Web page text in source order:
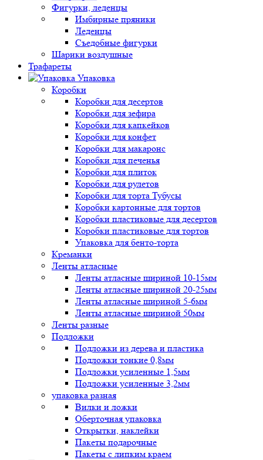
Фигурки, леденцы
Имбирные пряники
Леденцы
Съедобные фигурки
Шарики воздушные
Трафареты
Упаковка
Коробки
Коробки для десертов
Коробки для зефира
Коробки для капкейков
Коробки для конфет
Коробки для макаронс
Коробки для печенья
Коробки для плиток
Коробки для рулетов
Коробки для торта Тубусы
Коробки картонные для тортов
Коробки пластиковые для десертов
Коробки пластиковые для тортов
Упаковка для бенто-торта
Креманки
Ленты атласные
Ленты атласные шириной 10-15мм
Ленты атласные шириной 20-25мм
Ленты атласные шириной 5-6мм
Ленты атласные шириной 50мм
Ленты разные
Подложки
Подложки из дерева и пластика
Подложки тонкие 0,8мм
Подложки усиленные 1,5мм
Подложки усиленные 3,2мм
упаковка разная
Вилки и ложки
Оберточная упаковка
Открытки, наклейки
Пакеты подарочные
Пакеты с липким краем